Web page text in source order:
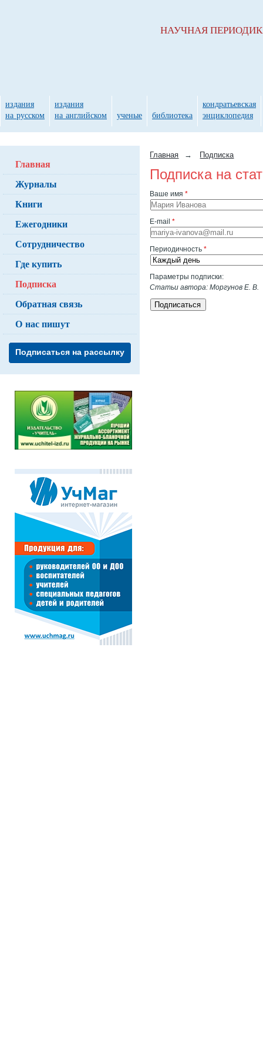
Главная → Подписка
Подписка на
Ваше имя*
E-mail*
Периодичность*
Параметры подписки:
Статьи автора: Моргунов Е. В.
Подписаться
Главная
Журналы
Книги
Ежегодники
Сотрудничество
Где купить
Подписка
Обратная связь
О нас пишут
Подписаться на рассылку
НАУЧНАЯ
издания
на русском
издания
на английском
ученые библиотека
кондратьевская
энциклопедия